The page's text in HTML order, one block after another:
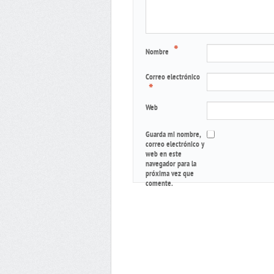
Nombre *
Correo electrónico
*
Web
Guarda mi nombre,
correo electrónico y
web en este
navegador para la
próxima vez que
comente.